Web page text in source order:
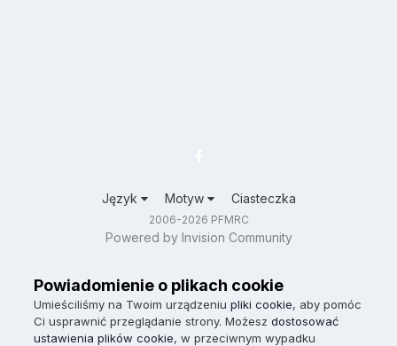
Język Motyw Ciasteczka
2006-2026 PFMRC
Powered by Invision Community
Powiadomienie o plikach cookie
Umieściliśmy na Twoim urządzeniu pliki cookie, aby pomóc
Ci usprawnić przeglądanie strony. Możesz dostosować
ustawienia plików cookie, w przeciwnym wypadku